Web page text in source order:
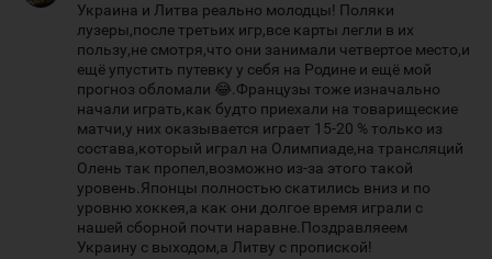
Украина и Литва реально молодцы! Поляки
лузеры,после третьих игр,все карты легли в их
пользу,не смотря,что они занимали четвертое место,и
ещё упустить путевку у себя на Родине и ещё мой
прогноз обломали 😂.Французы тоже изначально
начали играть,как будто приехали на товарищеские
матчи,у них оказывается играет 15-20 % только из
состава,который играл на Олимпиаде,на трансляций
Олень так пропел,возможно из-за этого такой
уровень.Японцы полностью скатились вниз и по
уровню хоккея,а как они долгое время играли с
нашей сборной почти наравне.Поздравляеем
Украину с выходом,а Литву с пропиской!